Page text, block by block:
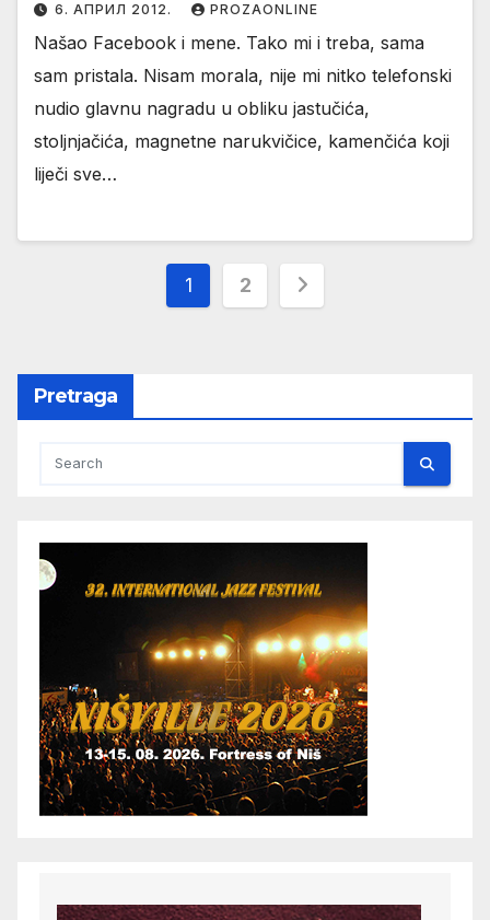
6. АПРИЛ 2012. PROZAONLINE
Našao Facebook i mene. Tako mi i treba, sama
sam pristala. Nisam morala, nije mi nitko telefonski
nudio glavnu nagradu u obliku jastučića,
stoljnjačića, magnetne narukvičice, kamenčića koji
liječi sve…
Пагинација
1 2
Pretraga